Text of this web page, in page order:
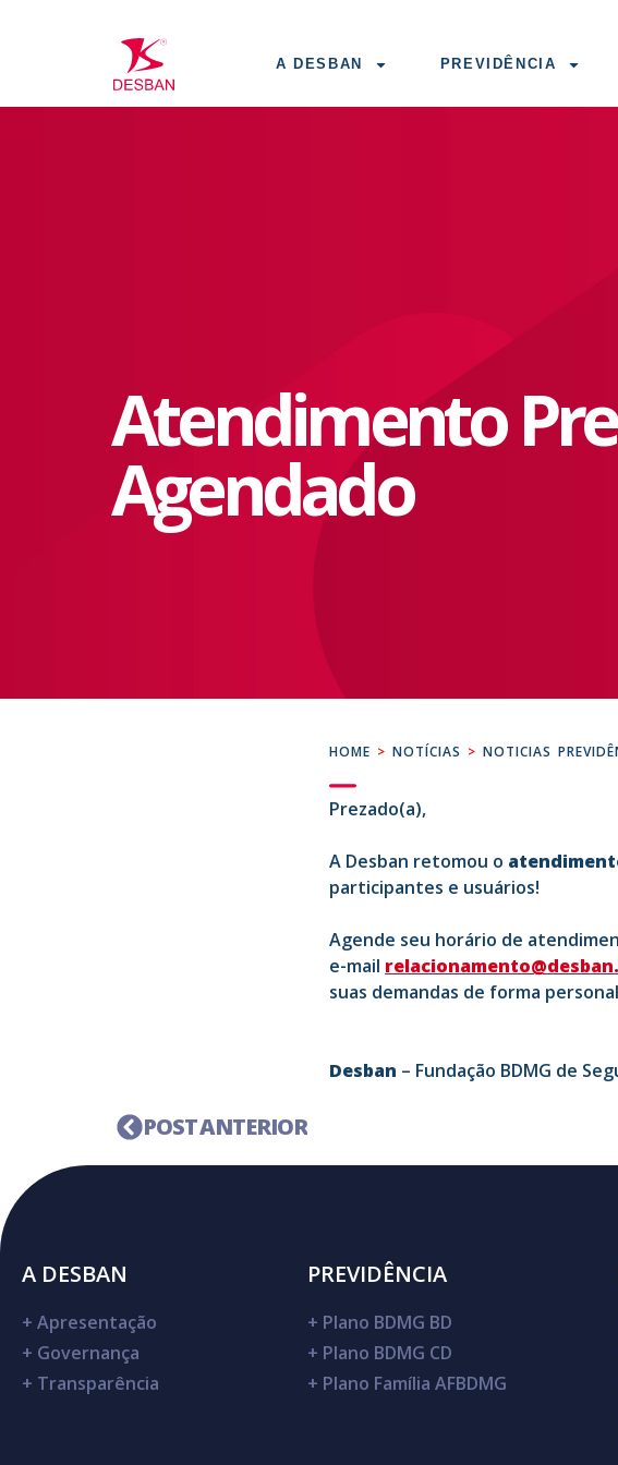
A DESBAN PREVIDÊNCIA
Atendimento
Agendado
HOME >NOTÍCIAS >NOTICIAS
Prezado(a),
A Desban retomou o
participantes e usuários!
Agende seu horário de
e-mail
suas demandas de forma
Desban – Fundação BDMG de
POST ANTERIOR
A DESBAN
+ Apresentação
+ Governança
+ Transparência
PREVIDÊNCIA
+ Plano BDMG BD
+ Plano BDMG CD
+ Plano Família AFBDMG